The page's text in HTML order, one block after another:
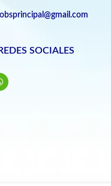
SOCIALES